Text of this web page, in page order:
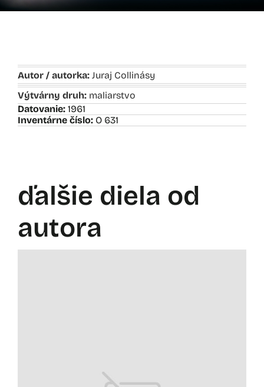
Autor / autorka: Juraj Collinásy
Výtvárny druh: maliarstvo
Datovanie: 1961
Inventárne číslo: O 631
ďalšie diela od
autora